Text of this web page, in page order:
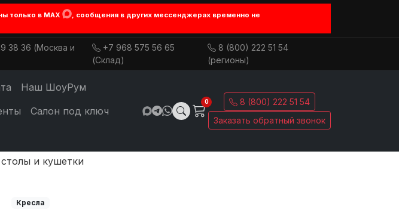
только в MAX
, сообщения в других мессенджерах временно не
38 36 (Москва и
+7 968 575 56 65
(Склад)
8 (800) 222 51 54
(регионы)
Наш ШоуРум
Салон под ключ
0
8 (800) 222 51 54
Заказать обратный звонок
и кушетки
Кресла